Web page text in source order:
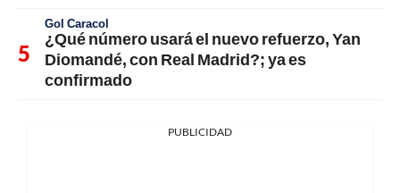
Gol Caracol
¿Qué número usará el nuevo refuerzo, Yan
Diomandé, con Real Madrid?; ya es
confirmado
PUBLICIDAD